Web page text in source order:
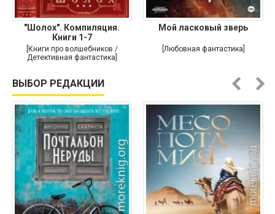
"Шолох". Компиляция.
Книги 1-7
[Книги про волшебников /
Детективная фантастика]
Мой ласковый зверь
[Любовная фантастика]
ВЫБОР РЕДАКЦИИ